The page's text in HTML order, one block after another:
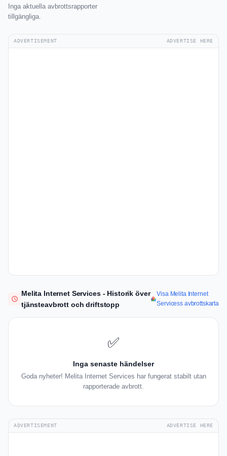
Inga aktuella avbrottsrapporter
tillgängliga.
ADVERTISEMENT ADVERTISE HERE
Melita Internet Services - Historik över
tjänsteavbrott och driftstopp
Visa Melita Internet
Servicess avbrottskarta
✅
Inga senaste händelser
Goda nyheter! Melita Internet Services har fungerat stabilt utan
rapporterade avbrott.
ADVERTISEMENT ADVERTISE HERE